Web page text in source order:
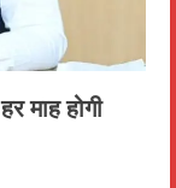
माह होगी